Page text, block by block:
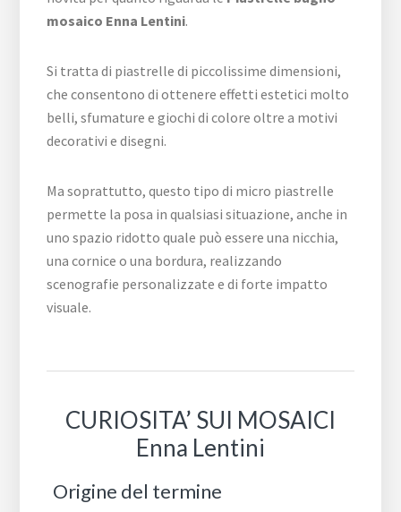
mosaico Enna Lentini.
Si tratta di piastrelle di piccolissime dimensioni,
che consentono di ottenere effetti estetici molto
belli, sfumature e giochi di colore oltre a motivi
decorativi e disegni.
Ma soprattutto, questo tipo di micro piastrelle
permette la posa in qualsiasi situazione, anche in
uno spazio ridotto quale può essere una nicchia,
una cornice o una bordura, realizzando
scenografie personalizzate e di forte impatto
visuale.
CURIOSITA’ SUI MOSAICI
Enna Lentini
Origine del termine